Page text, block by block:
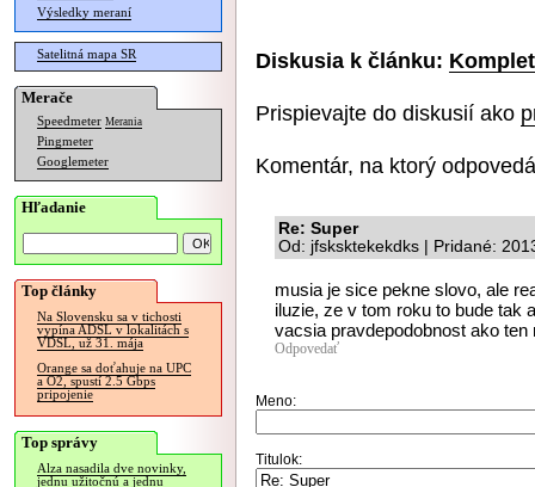
Výsledky meraní
Satelitná mapa SR
Merače
Speedmeter Merania
Pingmeter
Googlemeter
Hľadanie
Top články
Na Slovensku sa v tichosti
vypína ADSL v lokalitách s
VDSL, už 31. mája
Orange sa doťahuje na UPC
a O2, spustí 2.5 Gbps
pripojenie
Top správy
Alza nasadila dve novinky,
jednu užitočnú a jednu
Diskusia k článku:
Prispievajte do diskusií ako
Komentár, na ktorý
Re: Super
Od: jfsksktekekdks | Pridané:
musia je sice pekne slovo, ale
iluzie, ze v tom roku to bude tak
vacsia pravdepodobnost ako ten
Odpovedať
Meno:
Titulok: